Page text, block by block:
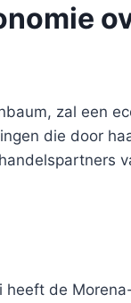
zal een
die door
de